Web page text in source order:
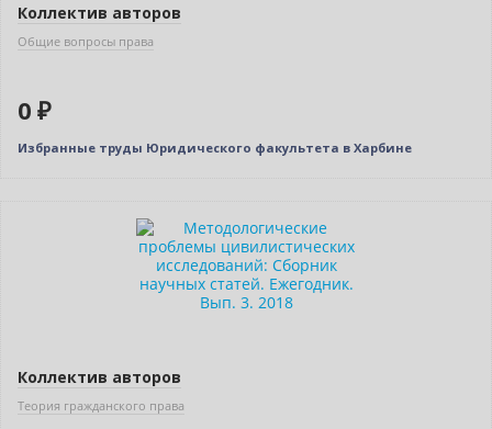
Коллектив авторов
Общие вопросы права
0 ₽
Избранные труды Юридического факультета в Харбине
Коллектив авторов
Теория гражданского права